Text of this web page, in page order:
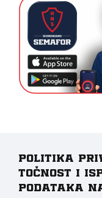
Politika
točnost i
podataka